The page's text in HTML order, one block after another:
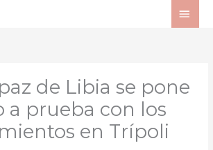
de Libia se pone
a prueba con los
en Trípoli